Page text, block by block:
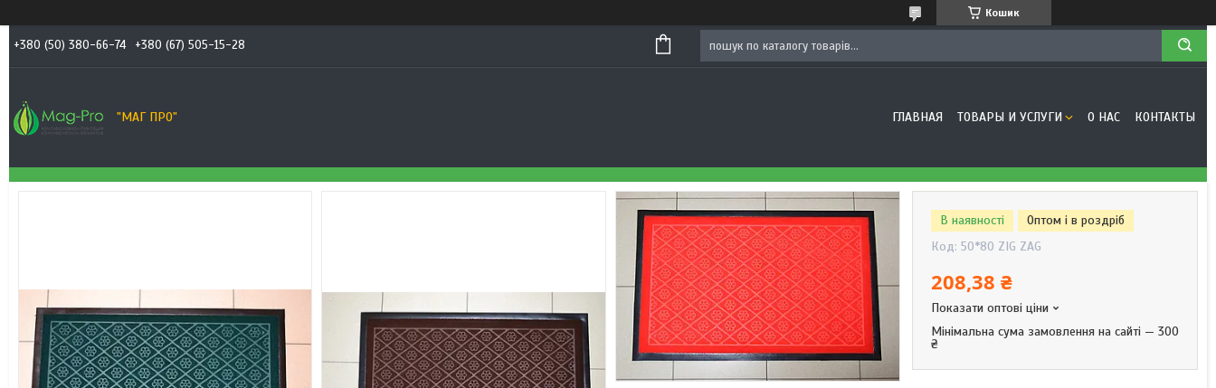
Кошик
+380 (50) 380-66-74 +380 (67) 505-15-28
"МАГ ПРО" ГЛАВНАЯ ТОВАРЫ И УСЛУГИ О НАС КОНТАКТЫ
В наявності
Оптом і в роздріб
Код: 50*80 ZIG ZAG
208,38 ₴
Показати оптові ціни
Мінімальна сума замовлення на сайті — 300
₴